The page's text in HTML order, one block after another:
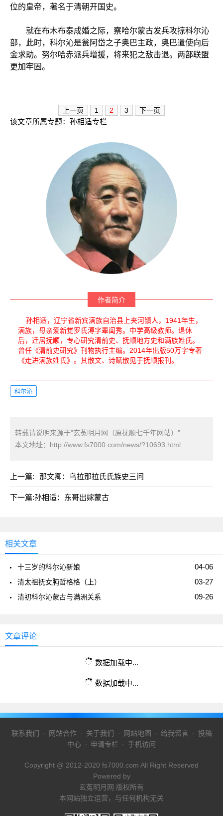
位的皇帝，著名于清朝开国史。
就在布木布泰成婚之际，察哈尔蒙古发兵攻掠科尔沁
部，此时，科尔沁是瓮阿岱之子奥巴主政，奥巴遣使向后
金求助。努尔哈赤派兵增援，将来犯之敌击退。两部联盟
更加牢固。
上一页 1 2 3 下一页
该文章所属专题： 孙相适专栏
作者简介
孙相适，辽宁省新宾满族自治县上夹河镇人，1941年生，
满族，母亲爱新觉罗氏溥字辈闺秀。中学高级教师。退休
后，迁居抚顺，专心研究清前史、抚顺地方史和满族姓氏。
曾任《清前史研究》刊物执行主编。2014年出版50万字专著
《走进满族姓氏》。其散文、诗赋散见于抚顺报刊。
科尔沁
转载请说明来源于"玄菟明月网（原抚顺七千年网站）"
本文地址： http://www.fs7000.com/news/?10693.html
上一篇: 那文卿：乌拉那拉氏氏族史三问
下一篇:孙相适：东哥出嫁蒙古
相关文章
04-06
十三岁的科尔沁新娘
03-27
清太祖抚女肫哲格格（上）
09-26
清初科尔沁蒙古与满洲关系
文章评论
数据加载中...
数据加载中...
联系我们 - 网站合作- 关于我们 - 网站地图 - 给我留言 - 投稿
中心 - 申请专栏 - 手机访问
Copyright @ 2012-2020 fs7000.com All Right Reserved
Powered by
玄菟明月网 版权所有
本网站独立运营，与任何机构无关